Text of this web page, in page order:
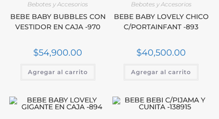
Bebotes y Accesorios
BEBE BABY BUBBLES CON
VESTIDOR EN CAJA -970
$54,900.00
Agregar al carrito
Bebotes y Accesorios
BEBE BABY LOVELY CHICO
C/PORTAINFANT -893
$40,500.00
Agregar al carrito